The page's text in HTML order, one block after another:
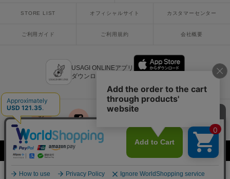
PATRICK
パトリック
Philly chocolate
¥19,250税込 カートに入れる
STORE LIST オフィシャルサイト カスタマーセンター
ご利用ガイド ご利用規約 会社概要
USAGI ONLINEアプリ
ダウンロードはこちら
x facebook LINE mail
Copyright © 2018 Usagi Online Co.,Ltd. All Rights Reserved.